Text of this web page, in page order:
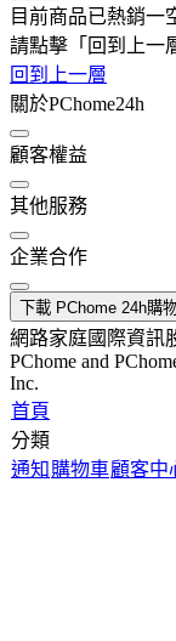
目前商品已熱銷一
請點擊「回到上一
回到上一層
關於PChome24h
顧客權益
其他服務
企業合作
下載 PChome 24h購
網路家庭國際資訊
PChome and
Inc.
首頁
分類
通知 購物車顧客中